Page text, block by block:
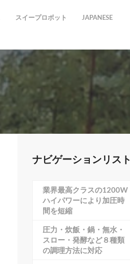
スイープロボット JAPANESE
ナビゲーションリスト
業界最高クラスの1200W
ハイパワーにより加圧時
間を短縮
圧力・炊飯・鍋・無水・
スロー・発酵など８種類
の調理方法に対応